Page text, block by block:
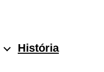
História